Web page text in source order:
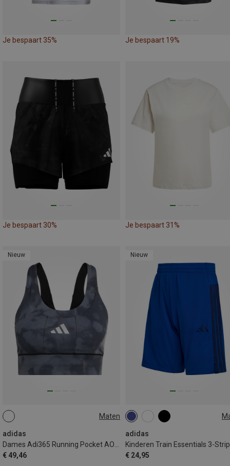
Je bespaart 35% Je bespaart 19%
Je bespaart 30% Je bespaart 31%
Nieuw
Maten
adidas
€ 49,46
XS
Nieuw
adidas
€ 24,95
116 128
164